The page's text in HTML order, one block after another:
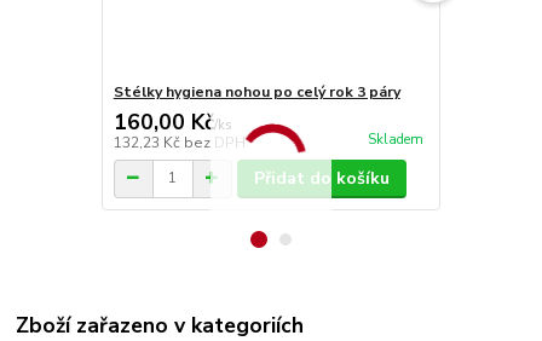
Stélky hygiena nohou po celý rok 3 páry
160,00 Kč/ks
132,23 Kč bez DPH Skladem
Přidat do košíku
Zboží zařazeno v kategoriích